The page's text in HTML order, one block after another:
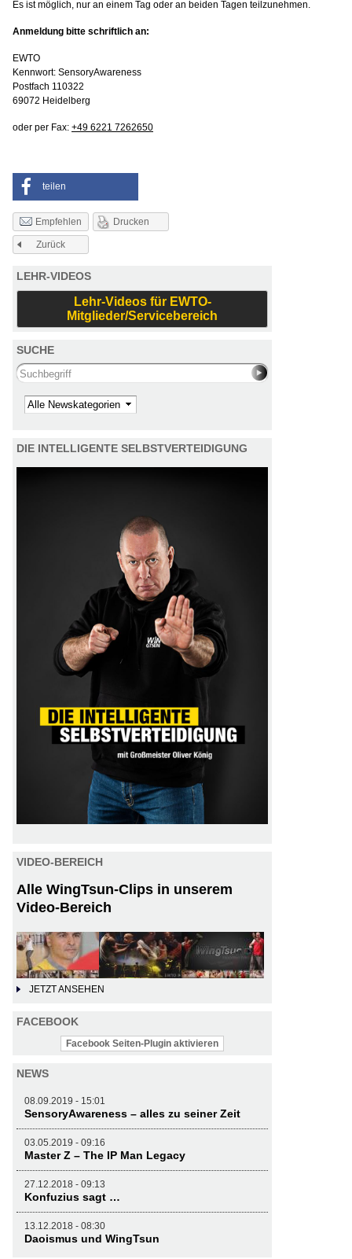
Es ist möglich, nur an einem Tag oder an beiden Tagen teilzunehmen.
Anmeldung bitte schriftlich an:
EWTO
Kennwort: SensoryAwareness
Postfach 110322
69072 Heidelberg
oder per Fax: +49 6221 7262650
teilen
Empfehlen Drucken
Zurück
LEHR-VIDEOS
Lehr-Videos für EWTO-
Mitglieder/Servicebereich
SUCHE
Search this site
Kategorie
DIE INTELLIGENTE SELBSTVERTEIDIGUNG
VIDEO-BEREICH
Alle WingTsun-Clips in unserem
Video-Bereich
JETZT ANSEHEN
FACEBOOK
Facebook Seiten-Plugin aktivieren
NEWS
08.09.2019 - 15:01
SensoryAwareness – alles zu seiner Zeit
03.05.2019 - 09:16
Master Z – The IP Man Legacy
27.12.2018 - 09:13
Konfuzius sagt …
13.12.2018 - 08:30
Daoismus und WingTsun